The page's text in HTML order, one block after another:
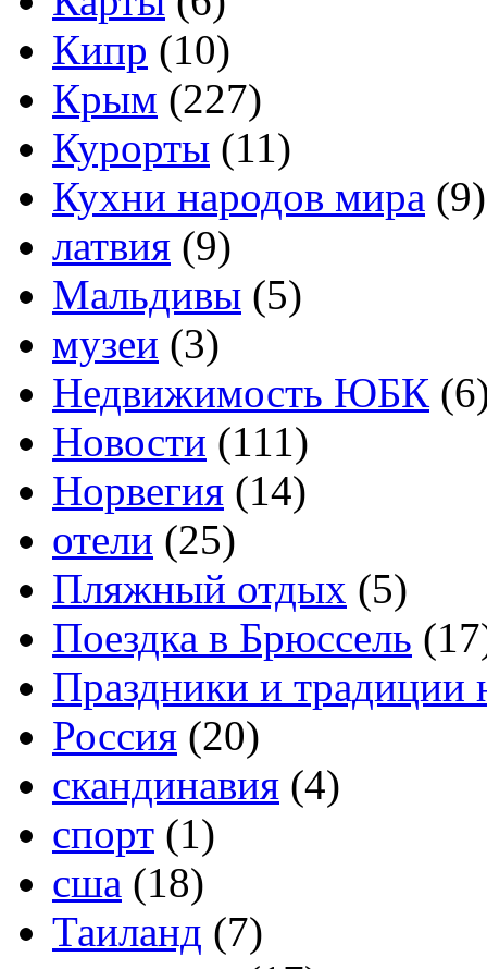
Кипр (10)
Крым (227)
Курорты (11)
Кухни народов мира (9)
латвия (9)
Мальдивы (5)
музеи (3)
Недвижимость ЮБК
Новости (111)
Норвегия (14)
отели (25)
Пляжный отдых (5)
Поездка в Брюссель
Праздники и традиции
Россия (20)
скандинавия (4)
спорт (1)
сша (18)
Таиланд (7)